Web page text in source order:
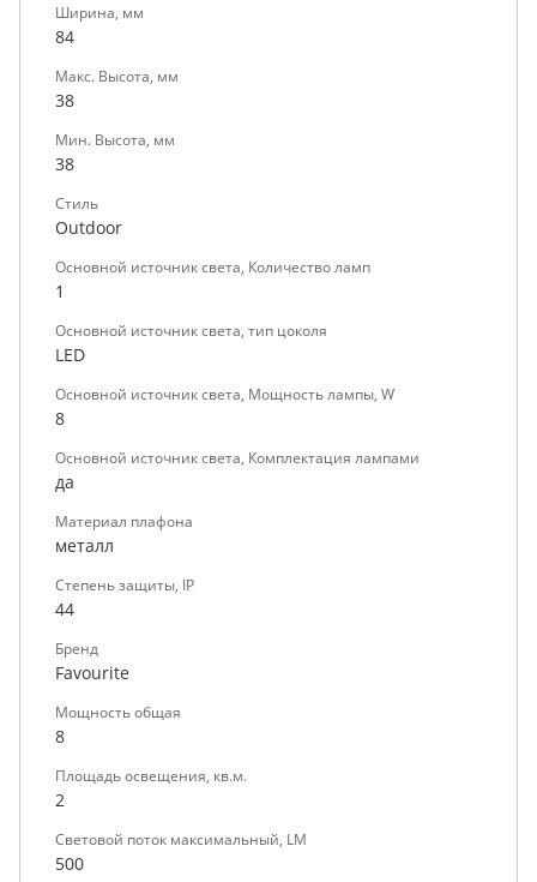
Ширина, мм
84
Макс. Высота, мм
38
Мин. Высота, мм
38
Стиль
Outdoor
Основной источник света, Количество ламп
1
Основной источник света, тип цоколя
LED
Основной источник света, Мощность лампы, W
8
Основной источник света, Комплектация лампами
да
Материал плафона
металл
Степень защиты, IP
44
Бренд
Favourite
Мощность общая
8
Площадь освещения, кв.м.
2
Световой поток максимальный, LM
500